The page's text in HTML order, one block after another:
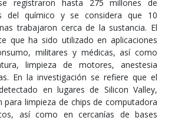
registraron hasta 275 millones de
del químico y se considera que 10
trabajaron cerca de la sustancia. El
que ha sido utilizado en aplicaciones
militares y médicas, así como
limpieza de motores, anestesia
En la investigación se refiere que el
en lugares de Silicon Valley,
para limpieza de chips de computadora
así como en cercanías de bases